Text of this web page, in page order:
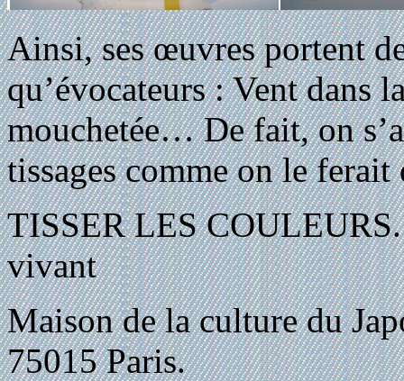
Ainsi, ses œuvres portent
qu’évocateurs : Vent dans
mouchetée… De fait, on
tissages comme on le
TISSER LES
vivant
Maison de la culture du
75015 Paris.